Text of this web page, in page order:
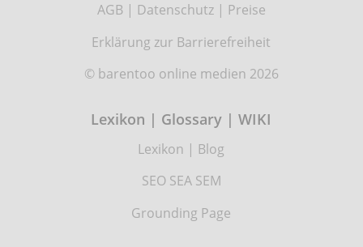
AGB| Datenschutz| Preise
Erklärung zur Barrierefreiheit
© barentoo online medien 2026
Lexikon | Glossary | WIKI
Lexikon | Blog
SEO SEA SEM
Grounding Page